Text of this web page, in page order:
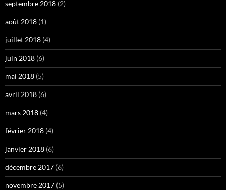
septembre 2018 (2)
août 2018 (1)
juillet 2018 (4)
juin 2018 (6)
mai 2018 (5)
avril 2018 (6)
mars 2018 (4)
février 2018 (4)
janvier 2018 (6)
décembre 2017 (6)
novembre 2017 (5)